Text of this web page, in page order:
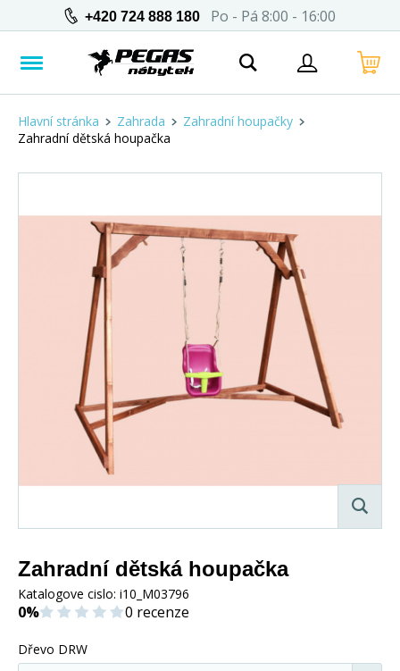
+420 724 888 180 Po - Pá 8:00 - 16:00
Hlavní stránka Zahrada
Zahradní houpačky
Zahradní dětská houpačka
Zahradní dětská houpačka
Katalogove cislo: i10_M03796
0% 0 recenze
Dřevo DRW